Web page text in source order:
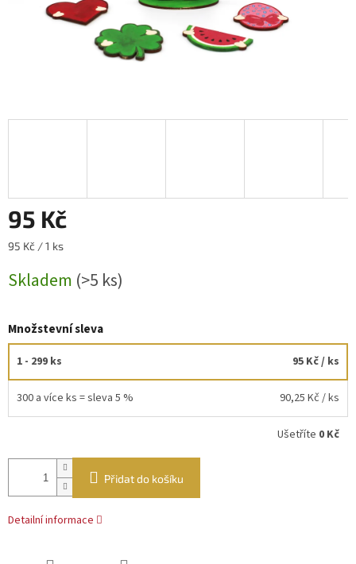
95 Kč
Měrná
95 Kč / 1 ks
Skladem (>5 ks)
Množstevní sleva
1 - 299 ks 95 Kč/ ks
300 a více ks = sleva 5 % 90,25 Kč / ks
Ušetříte 0 Kč
Přidat do košíku
Detailní informace